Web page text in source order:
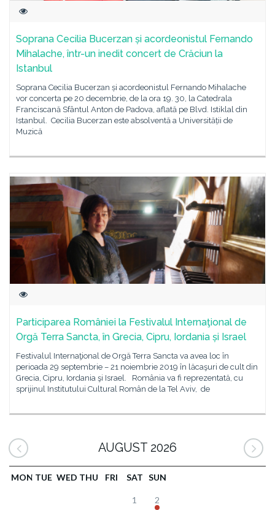
Soprana Cecilia Bucerzan și acordeonistul Fernando
Mihalache, într-un inedit concert de Crăciun la
Istanbul
Soprana Cecilia Bucerzan și acordeonistul Fernando Mihalache
vor concerta pe 20 decembrie, de la ora 19. 30, la Catedrala
Franciscană Sfântul Anton de Padova, aflată pe Blvd. Istiklal din
Istanbul. Cecilia Bucerzan este absolventă a Universității de
Muzică
Participarea României la Festivalul Internaţional de
Orgă Terra Sancta, în Grecia, Cipru, Iordania și Israel
Festivalul Internaţional de Orgă Terra Sancta va avea loc în
perioada 29 septembrie – 21 noiembrie 2019 în lăcaşuri de cult din
Grecia, Cipru, Iordania şi Israel. România va fi reprezentată, cu
sprijinul Institutului Cultural Român de la Tel Aviv, de
AUGUST 2026
MON TUE WED THU FRI SAT SUN
1 2